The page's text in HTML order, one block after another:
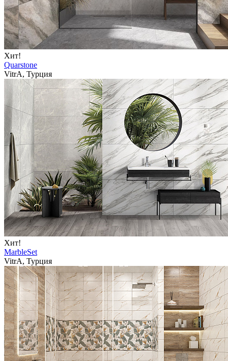
Хит!
Quarstone
VitrA, Турция
Хит!
MarbleSet
VitrA, Турция